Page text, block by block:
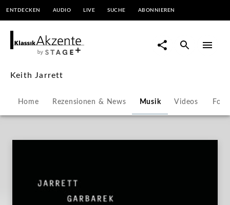
Keith
Jarrett
KlassikAkzente
by
ENTDECKEN AUDIO LIVE SUCHE ABONNIEREN
Keith Jarrett
Home Rezensionen & News Musik Videos